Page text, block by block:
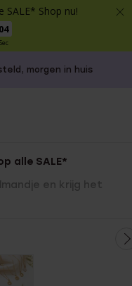
SALE* Shop nu!
04
Sec
morgen in huis
alle SALE*
en krijg het